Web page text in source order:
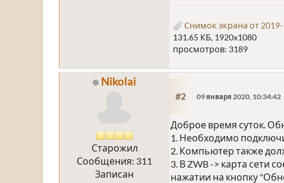
Снимок экрана от
131.65 КБ, 1920x1080
просмотров: 3189
Nikolai
Старожил
Сообщения: 311
Записан
#2 09 января 2020, 10:34:42
Доброе время суток.
1. Необходимо
2. Компьютер также
3. В ZWB -> карта сети
нажатии на кнопку